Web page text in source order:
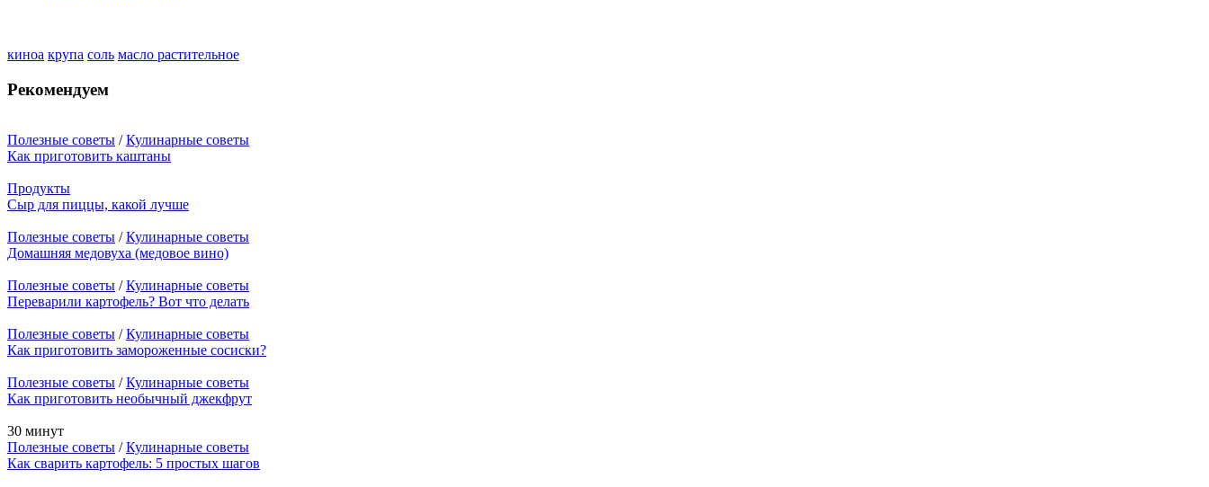
киноа крупа соль масло растительное
Рекомендуем
Полезные советы /Кулинарные советы
Как приготовить каштаны
Продукты
Сыр для пиццы, какой лучше
Полезные советы /Кулинарные советы
Домашняя медовуха (медовое вино)
Полезные советы /Кулинарные советы
Переварили картофель? Вот что делать
Полезные советы /Кулинарные советы
Как приготовить замороженные сосиски?
Полезные советы /Кулинарные советы
Как приготовить необычный джекфрут
30 минут
Полезные советы /Кулинарные советы
Как сварить картофель: 5 простых шагов